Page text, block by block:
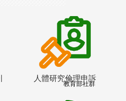
人體研究倫理申訴
教育部社群